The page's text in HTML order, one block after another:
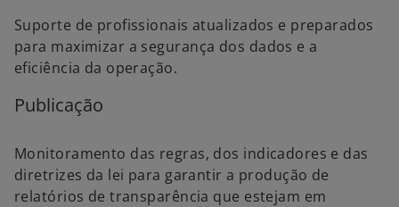
Suporte de profissionais atualizados e preparados
para maximizar a segurança dos dados e a
eficiência da operação.
Publicação
Monitoramento das regras, dos indicadores e das
diretrizes da lei para garantir a produção de
relatórios de transparência que estejam em